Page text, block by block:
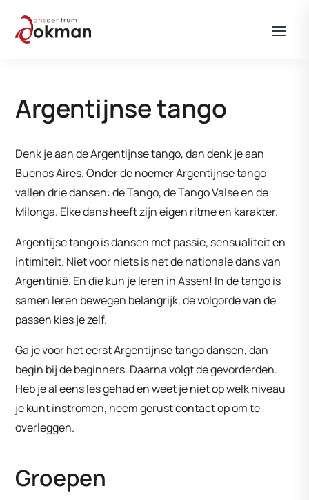
Argentijnse tango
Denk je aan de Argentijnse tango, dan denk je aan
Buenos Aires. Onder de noemer Argentijnse tango
vallen drie dansen: de Tango, de Tango Valse en de
Milonga. Elke dans heeft zijn eigen ritme en karakter.
Argentijse tango is dansen met passie, sensualiteit en
intimiteit. Niet voor niets is het de nationale dans van
Argentinië. En die kun je leren in Assen! In de tango is
samen leren bewegen belangrijk, de volgorde van de
passen kies je zelf.
Ga je voor het eerst Argentijnse tango dansen, dan
begin bij de beginners. Daarna volgt de gevorderden.
Heb je al eens les gehad en weet je niet op welk niveau
je kunt instromen, neem gerust contact op om te
overleggen.
Groepen